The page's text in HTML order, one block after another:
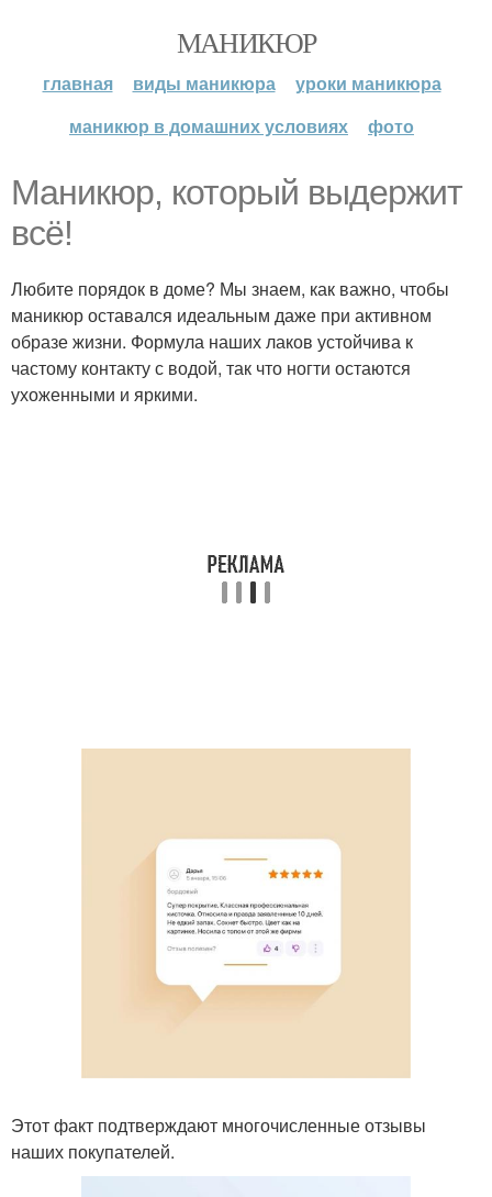
МАНИКЮР
главная виды маникюра
уроки маникюра
маникюр в домашних условиях
фото
Маникюр, который выдержит
всё!
Любите порядок в доме? Мы знаем, как важно, чтобы
маникюр оставался идеальным даже при активном
образе жизни. Формула наших лаков устойчива к
частому контакту с водой, так что ногти остаются
ухоженными и яркими.
Этот факт подтверждают многочисленные отзывы
наших покупателей.